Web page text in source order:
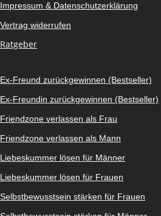
Impressum & Datenschutzerklärung
Vertrag widerrufen
Ratgeber
Ex-Freund zurückgewinnen (Bestseller)
Ex-Freundin zurückgewinnen (Bestseller)
Friendzone verlassen als Frau
Friendzone verlassen als Mann
Liebeskummer lösen für Männer
Liebeskummer lösen für Frauen
Selbstbewusstsein stärken für Frauen